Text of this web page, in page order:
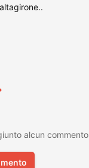
alcun commento